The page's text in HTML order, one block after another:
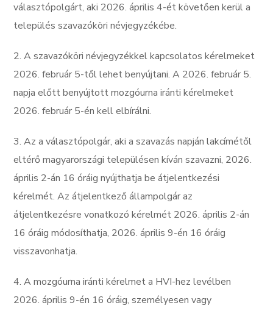
választópolgárt, aki 2026. április 4-ét követően kerül a
település szavazóköri névjegyzékébe.
2. A szavazóköri névjegyzékkel kapcsolatos kérelmeket
2026. február 5-től lehet benyújtani. A 2026. február 5.
napja előtt benyújtott mozgóurna iránti kérelmeket
2026. február 5-én kell elbírálni.
3. Az a választópolgár, aki a szavazás napján lakcímétől
eltérő magyarországi településen kíván szavazni, 2026.
április 2-án 16 óráig nyújthatja be átjelentkezési
kérelmét. Az átjelentkező állampolgár az
átjelentkezésre vonatkozó kérelmét 2026. április 2-án
16 óráig módosíthatja, 2026. április 9-én 16 óráig
visszavonhatja.
4. A mozgóurna iránti kérelmet a HVI-hez levélben
2026. április 9-én 16 óráig, személyesen vagy